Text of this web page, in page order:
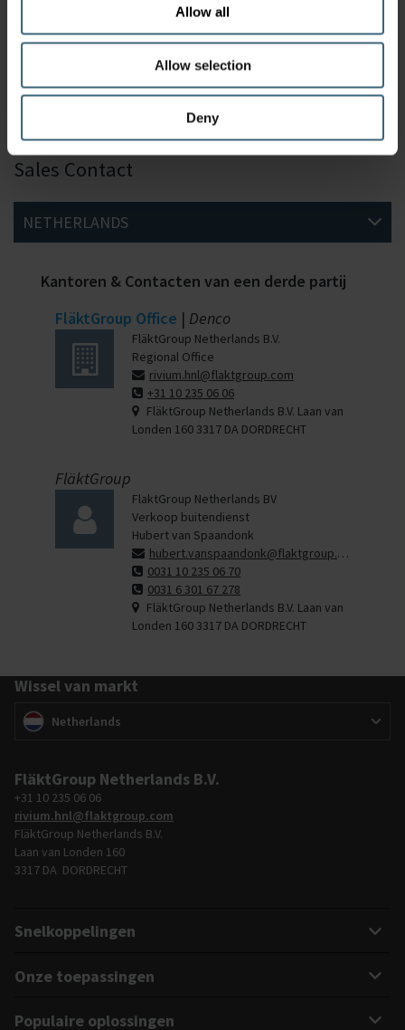
Allow all
Allow selection
Deny
iQ STAR ORION® II Chilled beam
Sales Contact
NETHERLANDS
Kantoren & Contacten van een derde partij
FläktGroup Office | Denco
FläktGroup Netherlands B.V.
Regional Office
rivium.hnl@flaktgroup.com
+31 10 235 06 06
FläktGroup Netherlands B.V. Laan van
Londen 160 3317 DA DORDRECHT
FläktGroup
FlaktGroup Netherlands BV
Verkoop buitendienst
Hubert van Spaandonk
hubert.vanspaandonk@flaktgroup.com
0031 10 235 06 70
0031 6 301 67 278
FläktGroup Netherlands B.V. Laan van
Londen 160 3317 DA DORDRECHT
Wissel van markt
Wissel van markt
(Netherlands
FläktGroup Netherlands B.V.
+31 10 235 06 06
rivium.hnl@flaktgroup.com
FläktGroup Netherlands B.V.
Laan van Londen 160
3317 DA DORDRECHT
Snelkoppelingen
Onze toepassingen
Populaire oplossingen